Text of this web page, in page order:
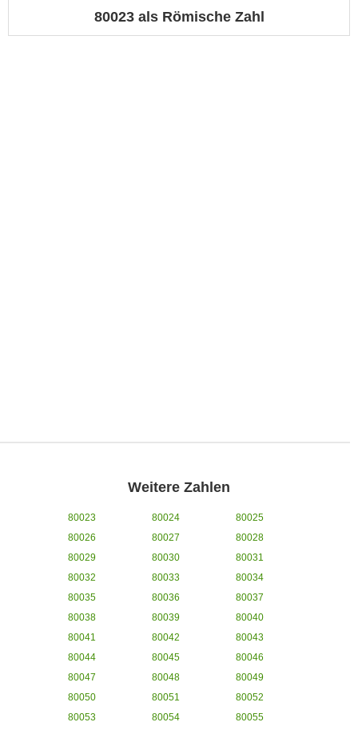
80023 als Römische Zahl
Weitere Zahlen
80023 80024
80025
80026
80027
80028
80029
80030
80031
80032
80033
80034
80035
80036
80037
80038
80039
80040
80041
80042
80043
80044
80045
80046
80047
80048
80049
80050
80051
80052
80053
80054
80055